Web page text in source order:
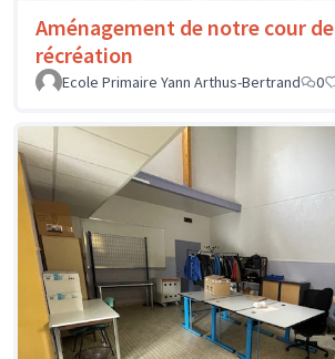
Aménagement de notre cour de
récréation
Ecole Primaire Yann Arthus-Bertrand
0